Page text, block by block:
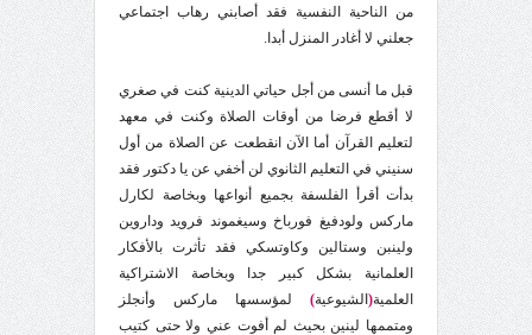
من الناحية النفسية فقد أصابني رهاب اجتماعي
جعلني لا أغادر المنزل أبدا.
قبل ما أنسى من أجل حياتي الدينية كنت في صغري
لا أقطع فرضا من أوقات الصلاة وكنت في معهد
لتعليم القرآن أما الآن انقطعت عن الصلاة من أول
سنيني في التعليم الثانوي لن أخفي عن يا دكتور فقد
بدأت أقرأ الفلسفة بجميع أنواعها وبخاصة لكارل
ماركس ولودفيغ فورباخ وسيغموند فرويد وداروين
ولينبن وستالين وكاوتسكي فقد تأثرت بالأفكار
العلمانية بشكل كبير جدا وبخاصة الاشتراكية
العلمية(الشيوعية) لمؤسسها ماركس وأنجلز
ومتممها لينين بحيث لم أفوت عني ولا حتى كتيب